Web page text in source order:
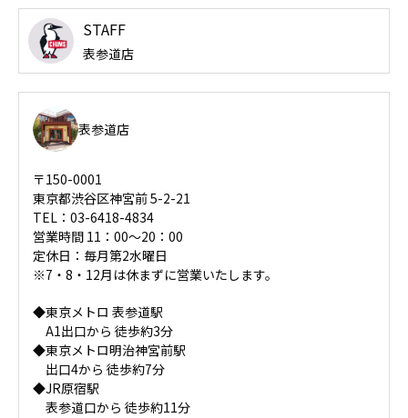
STAFF
表参道店
表参道店
〒150-0001
東京都渋谷区神宮前 5-2-21
TEL：03-6418-4834
営業時間 11：00～20：00
定休日：毎月第2水曜日
※7・8・12月は休まずに営業いたします。
◆東京メトロ 表参道駅
A1出口から 徒歩約3分
◆東京メトロ明治神宮前駅
出口4から 徒歩約7分
◆JR原宿駅
表参道口から 徒歩約11分